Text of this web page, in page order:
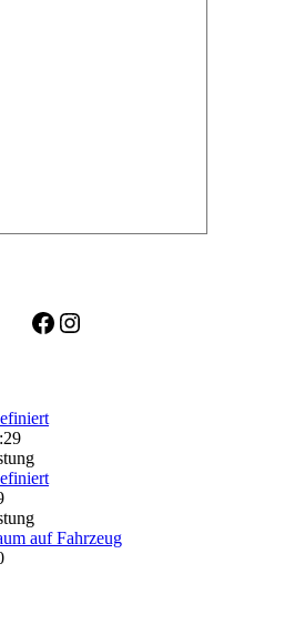
Facebook
Instagram
auf Fahrzeug